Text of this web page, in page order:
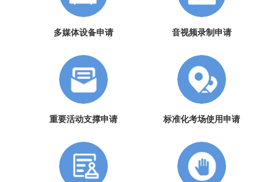
多媒体设备申请 音视频录制申请
重要活动支撑申请 标准化考场使用申请